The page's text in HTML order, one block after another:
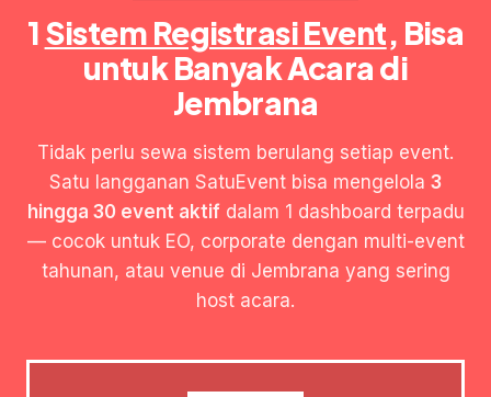
1 Sistem Registrasi Event, Bisa
untuk Banyak Acara di
Jembrana
Tidak perlu sewa sistem berulang setiap event.
Satu langganan SatuEvent bisa mengelola 3
hingga 30 event aktifdalam 1 dashboard terpadu
— cocok untuk EO, corporate dengan multi-event
tahunan, atau venue di Jembrana yang sering
host acara.